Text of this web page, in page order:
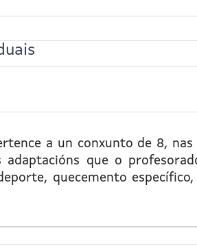
a un conxunto de 8,
adaptacións que o
quecemento